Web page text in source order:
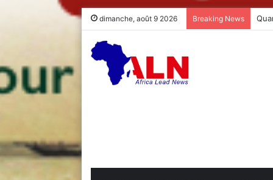
dimanche, août 9 2026 Breaking News